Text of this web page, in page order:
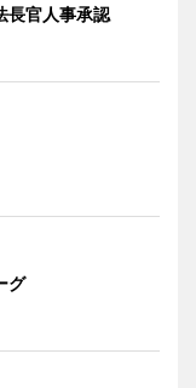
長官人事承認
グ